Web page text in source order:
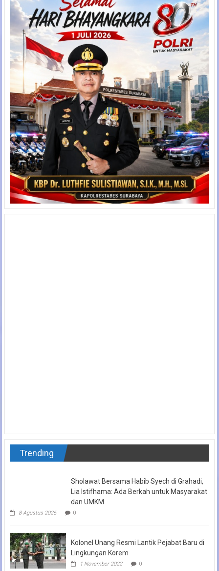
Trending
Sholawat Bersama Habib Syech di Grahadi,
Lia Istifhama: Ada Berkah untuk Masyarakat
dan UMKM
8 Agustus 2026 0
Kolonel Unang Resmi Lantik Pejabat Baru di
Lingkungan Korem
1 November 2022 0